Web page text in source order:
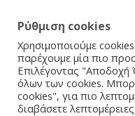
Ρύθμιση cookies
Χρησιμοποιούμε
παρέχουμε μία πιο
Επιλέγοντας "Αποδοχή
όλων των cookies.
cookies", για πιο
διαβάσετε